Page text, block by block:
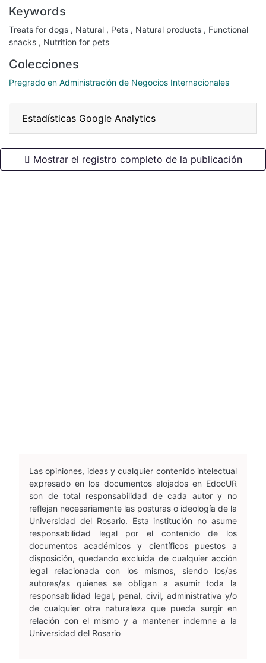
Keywords
Treats for dogs , Natural , Pets , Natural products , Functional
snacks , Nutrition for pets
Colecciones
Pregrado en Administración de Negocios Internacionales
Estadísticas Google Analytics
Mostrar el registro completo de la publicación
Las opiniones, ideas y cualquier contenido intelectual
expresado en los documentos alojados en EdocUR
son de total responsabilidad de cada autor y no
reflejan necesariamente las posturas o ideología de la
Universidad del Rosario. Esta institución no asume
responsabilidad legal por el contenido de los
documentos académicos y científicos puestos a
disposición, quedando excluida de cualquier acción
legal relacionada con los mismos, siendo los/as
autores/as quienes se obligan a asumir toda la
responsabilidad legal, penal, civil, administrativa y/o
de cualquier otra naturaleza que pueda surgir en
relación con el mismo y a mantener indemne a la
Universidad del Rosario